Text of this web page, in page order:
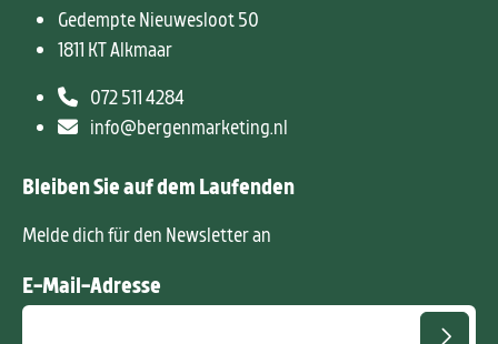
Gedempte Nieuwesloot 50
1811 KT Alkmaar
072 511 4284
info@bergenmarketing.nl
Bleiben Sie auf dem Laufenden
Melde dich für den Newsletter an
E-Mail-Adresse